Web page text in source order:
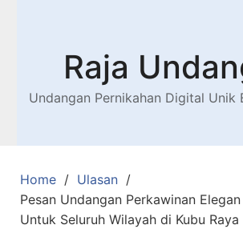
Raja
Undangan Pernikahan Digital Unik
Home
Ulasan
Pesan Undangan Perkawinan
Untuk Seluruh Wilayah di Kubu Raya